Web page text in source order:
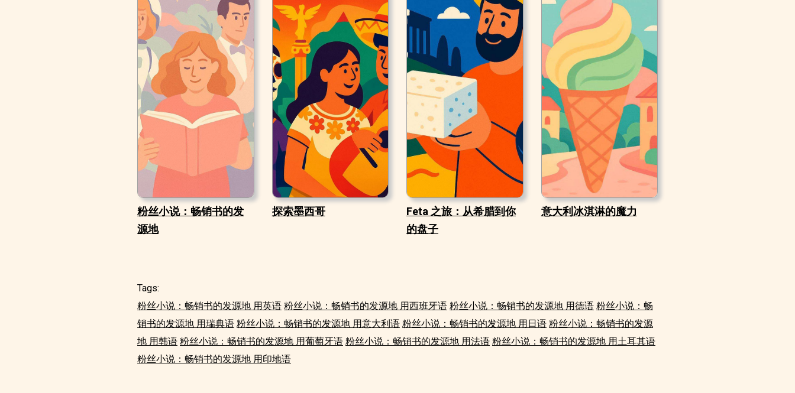
粉丝小说：畅销书的发
源地
探索墨西哥
Feta 之旅：从希腊到你
的盘子
意大利冰淇淋的魔力
Tags:
粉丝小说：畅销书的发源地 用英语 粉丝小说：畅销书的发源地 用西班牙语 粉丝小说：畅销书的发源地 用德语 粉丝小说：畅
销书的发源地 用瑞典语 粉丝小说：畅销书的发源地 用意大利语 粉丝小说：畅销书的发源地 用日语 粉丝小说：畅销书的发源
地 用韩语 粉丝小说：畅销书的发源地 用葡萄牙语 粉丝小说：畅销书的发源地 用法语 粉丝小说：畅销书的发源地 用土耳其语
粉丝小说：畅销书的发源地 用印地语